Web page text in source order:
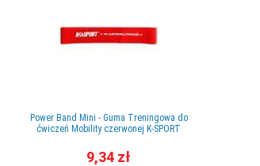
Power Band Mini - Guma Treningowa do
ćwiczeń Mobility czerwonej K-SPORT
9,34 zł